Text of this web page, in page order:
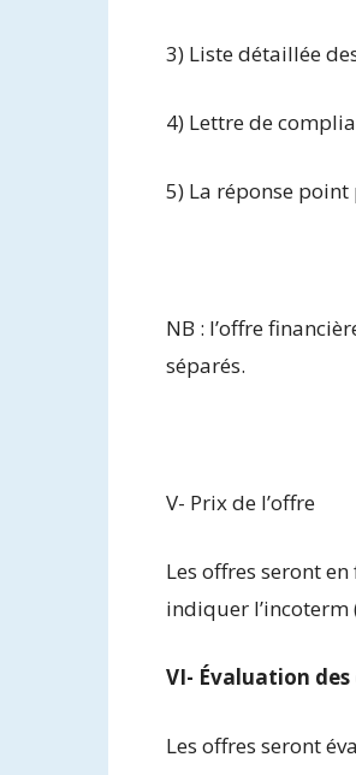
3) Liste détaillée
4) Lettre de
5) La réponse
NB : l’offre
séparés.
V- Prix de l’offre
Les offres seront
indiquer l’incoterm
VI- Évaluation
Les offres seront